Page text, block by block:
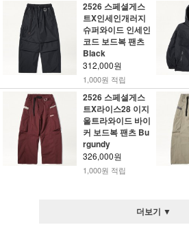
2526 스페셜게스
트X인세인개러지
슈퍼와이드 인세인
코드 보드복 팬츠
Black
312,000원
1,000원 적립
2526 스페셜게스
트X라이스28 이지
울트라와이드 바이
커 보드복 팬츠 Bu
rgundy
326,000원
1,000원 적립
더보기 ▼